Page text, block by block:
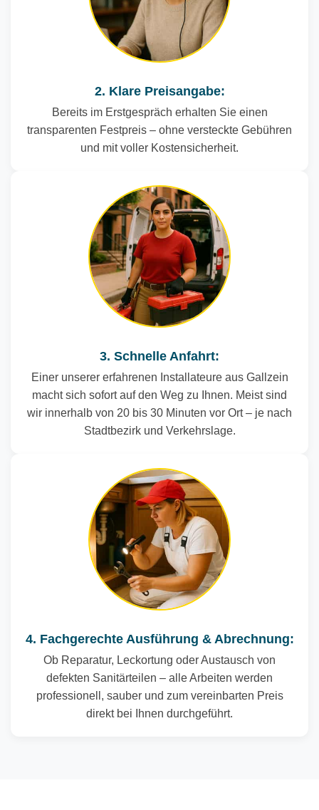
2. Klare Preisangabe:
Bereits im Erstgespräch erhalten Sie einen
transparenten Festpreis – ohne versteckte Gebühren
und mit voller Kostensicherheit.
3. Schnelle Anfahrt:
Einer unserer erfahrenen Installateure aus Gallzein
macht sich sofort auf den Weg zu Ihnen. Meist sind
wir innerhalb von 20 bis 30 Minuten vor Ort – je nach
Stadtbezirk und Verkehrslage.
4. Fachgerechte Ausführung & Abrechnung:
Ob Reparatur, Leckortung oder Austausch von
defekten Sanitärteilen – alle Arbeiten werden
professionell, sauber und zum vereinbarten Preis
direkt bei Ihnen durchgeführt.